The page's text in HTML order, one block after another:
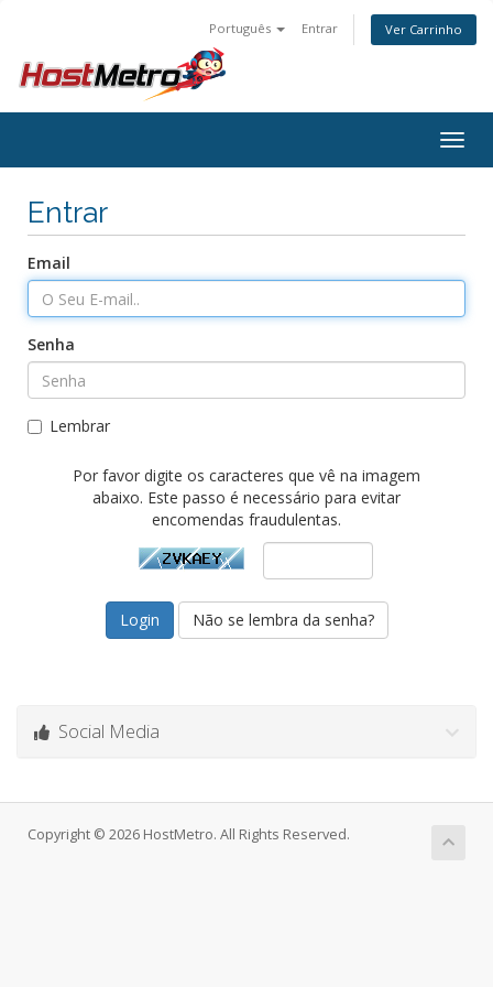
Português Entrar Ver Carrinho
Entrar
Email
Senha
Lembrar
Por favor digite os caracteres que vê na imagem
abaixo. Este passo é necessário para evitar
encomendas fraudulentas.
Não se lembra da senha?
Social Media
Copyright © 2026 HostMetro. All Rights Reserved.